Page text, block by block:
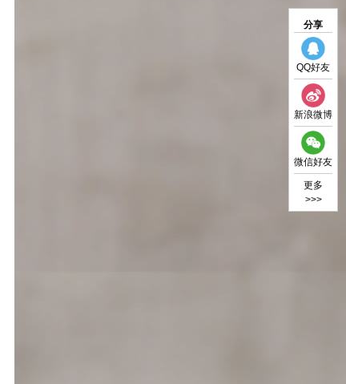
分享
QQ好友
新浪微博
微信好友
更多
>>>